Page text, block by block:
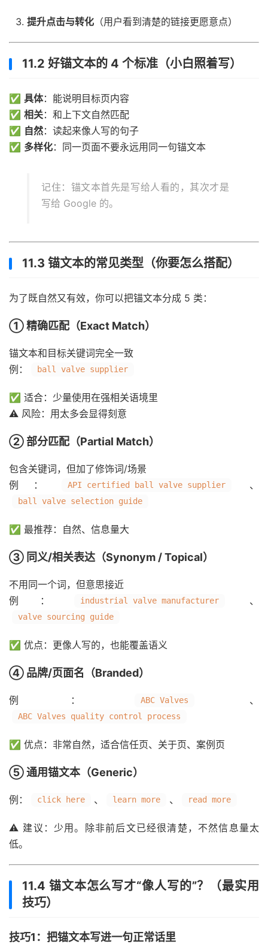
提升点击与转化 （用户看到清楚的链接更愿意点）
11.2 好锚文本的 4 个标准（小白照着写）
✅ 具体：能说明目标页内容
✅ 相关：和上下文自然匹配
✅ 自然：读起来像人写的句子
✅ 多样化：同一页面不要永远用同一句锚文本
记住：锚文本首先是写给人看的，其次才是
写给 Google 的。
11.3 锚文本的常见类型（你要怎么搭配）
为了既自然又有效，你可以把锚文本分成 5 类：
① 精确匹配（Exact Match）
锚文本和目标关键词完全一致
例：
ball valve supplier
✅ 适合：少量使用在强相关语境里
⚠️ 风险：用太多会显得刻意
② 部分匹配（Partial Match）
包含关键词，但加了修饰词/场景
例：
API certified ball valve supplier 、
ball valve selection guide
✅ 最推荐：自然、信息量大
③ 同义/相关表达（Synonym / Topical）
不用同一个词，但意思接近
例：
industrial valve manufacturer 、
valve sourcing guide
✅ 优点：更像人写的，也能覆盖语义
④ 品牌/页面名（Branded）
例： ABC Valves 、
ABC Valves quality control process
✅ 优点：非常自然，适合信任页、关于页、案例页
⑤ 通用锚文本（Generic）
例： click here 、 learn more 、 read more
⚠️ 建议：少用。除非前后文已经很清楚，不然信息量太
低。
11.4 锚文本怎么写才“像人写的”？（最实用
技巧）
技巧1：把锚文本写进一句正常话里